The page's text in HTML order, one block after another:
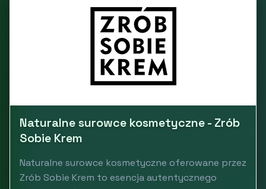
Naturalne surowce kosmetyczne - Zrób
Sobie Krem
Naturalne surowce kosmetyczne oferowane przez
Zrób Sobie Krem to esencja autentycznego